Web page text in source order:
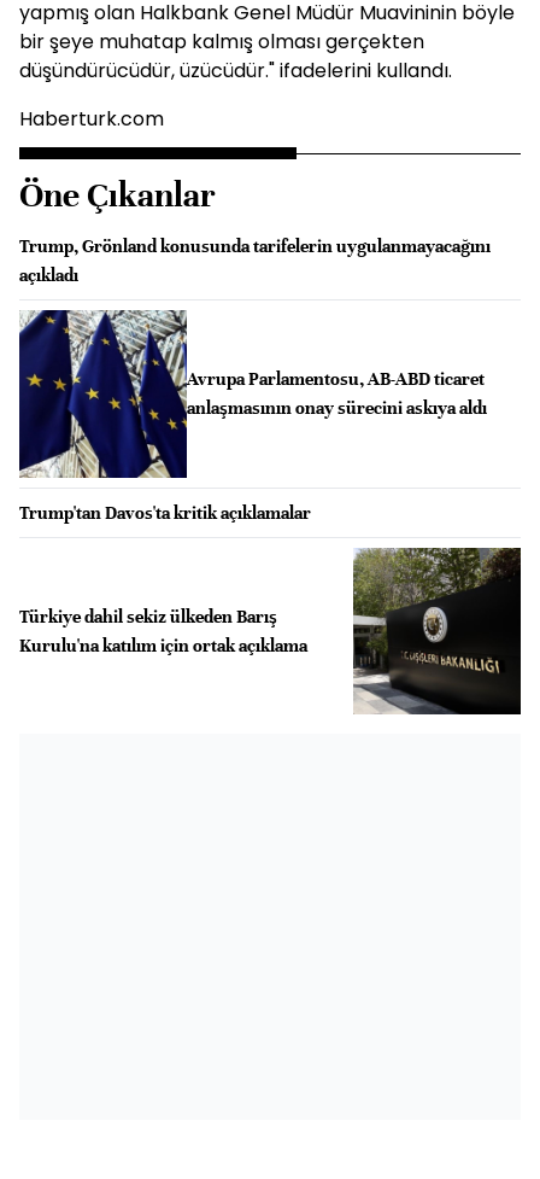
yapmış olan Halkbank Genel Müdür Muavininin böyle
bir şeye muhatap kalmış olması gerçekten
düşündürücüdür, üzücüdür." ifadelerini kullandı.
Haberturk.com
Öne Çıkanlar
Trump, Grönland konusunda tarifelerin uygulanmayacağını
açıkladı
Avrupa Parlamentosu, AB-ABD ticaret
anlaşmasının onay sürecini askıya aldı
Trump'tan Davos'ta kritik açıklamalar
Türkiye dahil sekiz ülkeden Barış
Kurulu'na katılım için ortak açıklama